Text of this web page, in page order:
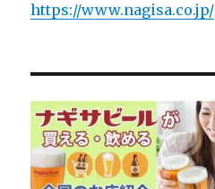
https://www.nagisa.co.jp/